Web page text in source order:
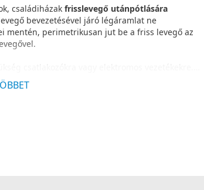
családiházak frisslevegő utánpótlására
bevezetésével járó légáramlat ne
mentén, perimetrikusan jut be a friss levegő az
44 cm hosszű falátvezetőcső további 16 cm-el
A termék használható termosztáttal és